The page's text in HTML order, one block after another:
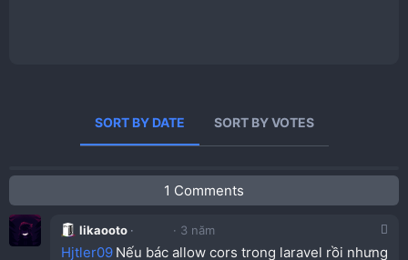
SORT BY DATE SORT BY VOTES
1 Comments
likaooto 3 năm
Hjtler09 Nếu bác allow cors trong laravel rồi nhưng